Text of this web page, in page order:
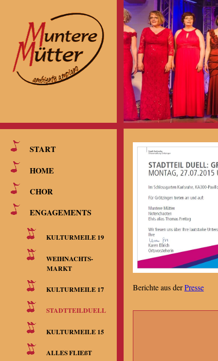
START
HOME
CHOR
ENGAGEMENTS
KULTURMEILE 19
WEIHNACHTS-
MARKT
KULTURMEILE 17
STADTTEILDUELL
KULTURMEILE 15
ALLES FLIEßT
Berichte aus derPresse